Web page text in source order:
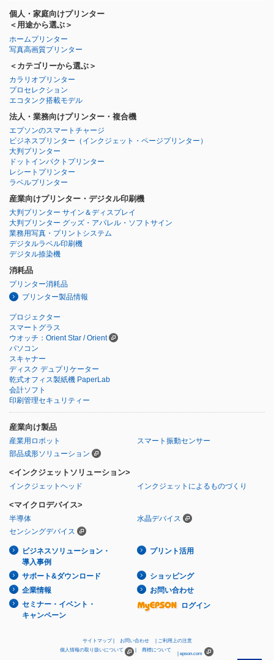
個人・家庭向けプリンター
＜用途から選ぶ＞
ホームプリンター
写真高画質プリンター
＜カテゴリーから選ぶ＞
カラリオプリンター
プロセレクション
エコタンク搭載モデル
法人・業務向けプリンター・複合機
エプソンのスマートチャージ
ビジネスプリンター （インクジェット・ページプリンター）
大判プリンター
ドットインパクトプリンター
レシートプリンター
ラベルプリンター
産業向けプリンター・デジタル印刷機
大判プリンター サイン＆ディスプレイ
大判プリンター グッズ・アパレル・ソフトサイン
業務用写真・プリントシステム
デジタルラベル印刷機
デジタル捺染機
消耗品
プリンター消耗品
プリンター製品情報
プロジェクター
スマートグラス
ウオッチ：Orient Star / Orient
パソコン
スキャナー
ディスク デュプリケーター
乾式オフィス製紙機 PaperLab
会計ソフト
印刷管理セキュリティー
産業向け製品
産業用ロボット
スマート振動センサー
部品成形ソリューション
<インクジェットソリューション>
インクジェットヘッド インクジェットによるものづくり
<マイクロデバイス>
半導体
水晶デバイス
センシングデバイス
ビジネスソリューション・
導入事例
プリント活用
サポート&ダウンロード
ショッピング
企業情報
お問い合わせ
セミナー・イベント・
キャンペーン
ログイン
サイトマップ お問い合わせ
ご利用上の注意
個人情報の取り扱いについて
商標について
epson.com